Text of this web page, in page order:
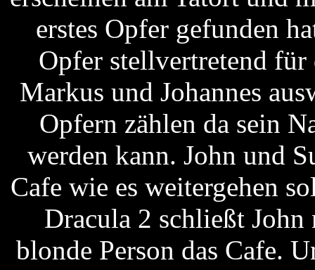
erstes Opfer gefunden
Opfer stellvertretend
Markus und Johannes
Opfern zählen da sein
werden kann. John und
Cafe wie es weitergehen
Dracula 2 schließt
blonde Person das Cafe.